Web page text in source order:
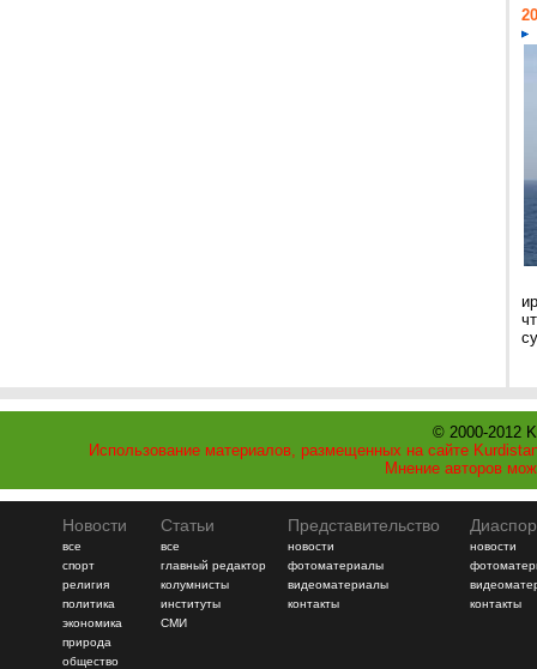
© 2000-2012
Использование материалов, размещенных на сайте
Мнение авторов
Новости
все
спорт
религия
политика
экономика
природа
общество
Статьи
все
главный редактор
колумнисты
институты
СМИ
Представительство
новости
фотоматериалы
видеоматериалы
контакты
новости
контакты